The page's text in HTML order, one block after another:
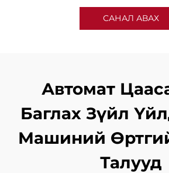
САНАЛ АВАХ
Автомат
Баглах Зүйл
Машиний
Талууд